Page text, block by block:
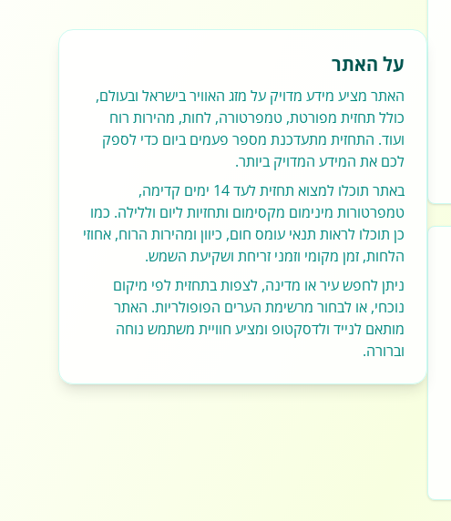
על האתר
האתר מציע מידע מדויק על מזג האוויר בישראל ובעולם,
כולל תחזית מפורטת, טמפרטורה, לחות, מהירות רוח
ועוד. התחזית מתעדכנת מספר פעמים ביום כדי לספק
לכם את המידע המדויק ביותר.
באתר תוכלו למצוא תחזית לעד 14 ימים קדימה,
טמפרטורות מינימום מקסימום ותחזיות ליום וללילה. כמו
כן תוכלו לראות תנאי עומס חום, כיוון ומהירות הרוח, אחוזי
הלחות, זמן מקומי וזמני זריחת ושקיעת השמש.
ניתן לחפש עיר או מדינה, לצפות בתחזית לפי מיקום
נוכחי, או לבחור מרשימת הערים הפופולריות. האתר
מותאם לנייד ולדסקטופ ומציע חוויית משתמש נוחה
וברורה.